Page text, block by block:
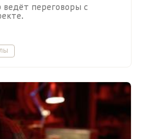
переговоры с